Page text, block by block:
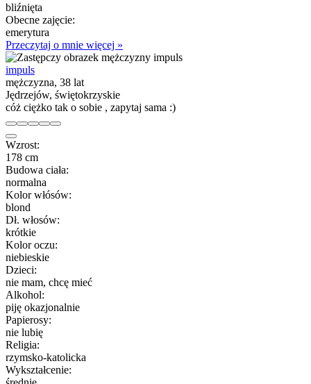
bliźnięta
Obecne zajęcie:
emerytura
Przeczytaj o mnie więcej »
impuls
mężczyzna, 38 lat
Jędrzejów, świętokrzyskie
cóż ciężko tak o sobie , zapytaj sama :)
Wzrost:
178 cm
Budowa ciała:
normalna
Kolor włósów:
blond
Dł. włosów:
krótkie
Kolor oczu:
niebieskie
Dzieci:
nie mam, chcę mieć
Alkohol:
piję okazjonalnie
Papierosy:
nie lubię
Religia:
rzymsko-katolicka
Wykształcenie: